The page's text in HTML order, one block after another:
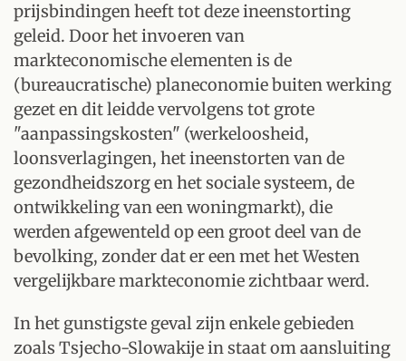
prijsbindingen heeft tot deze ineenstorting
geleid. Door het invoeren van
markteconomische elementen is de
(bureaucratische) planeconomie buiten werking
gezet en dit leidde vervolgens tot grote
"aanpassingskosten" (werkeloosheid,
loonsverlagingen, het ineenstorten van de
gezondheidszorg en het sociale systeem, de
ontwikkeling van een woningmarkt), die
werden afgewenteld op een groot deel van de
bevolking, zonder dat er een met het Westen
vergelijkbare markteconomie zichtbaar werd.
In het gunstigste geval zijn enkele gebieden
zoals Tsjecho-Slowakije in staat om aansluiting